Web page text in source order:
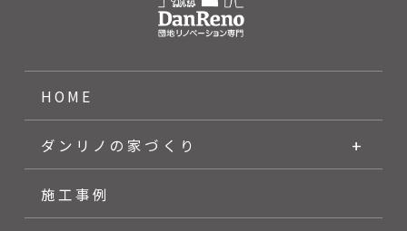
HOME
ダンリノの家づくり
施工事例